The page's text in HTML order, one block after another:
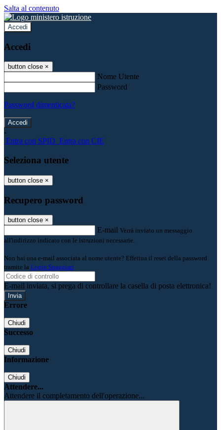
Salta al contenuto
Accedi
Accedi
button close ×
Nome Utente
Password
Password dimenticata?
-
Entra con SPID Entra con CIE
Seleziona utente
button close ×
Recupero password
button close ×
E-mail Verrà inviato un messaggio
all'indirizzo indicato con le istruzioni necessarie.
Non hai una e-mail associata al nome utente? Effettua il reset della password
tramite la Login Spaggiari
E-mail inviata, si prega di controllare la casella di posta elettronica!
Errore
Chiudi
Successo
Chiudi
Informazione
Chiudi
Attendere...
Attendere il completamento dell'operazione...